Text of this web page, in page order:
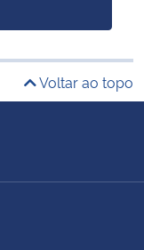
Voltar ao topo